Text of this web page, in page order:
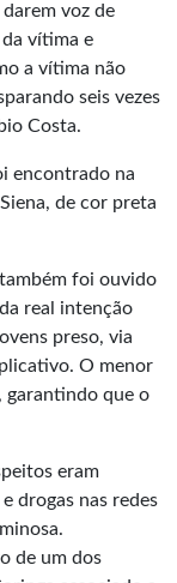
voz de
vítima e
a vítima não
seis vezes
Costa.
encontrado na
de cor preta
foi ouvido
real intenção
preso, via
O menor
garantindo que o
eram
drogas nas redes
de um dos